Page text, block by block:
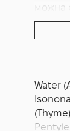
можна
Water